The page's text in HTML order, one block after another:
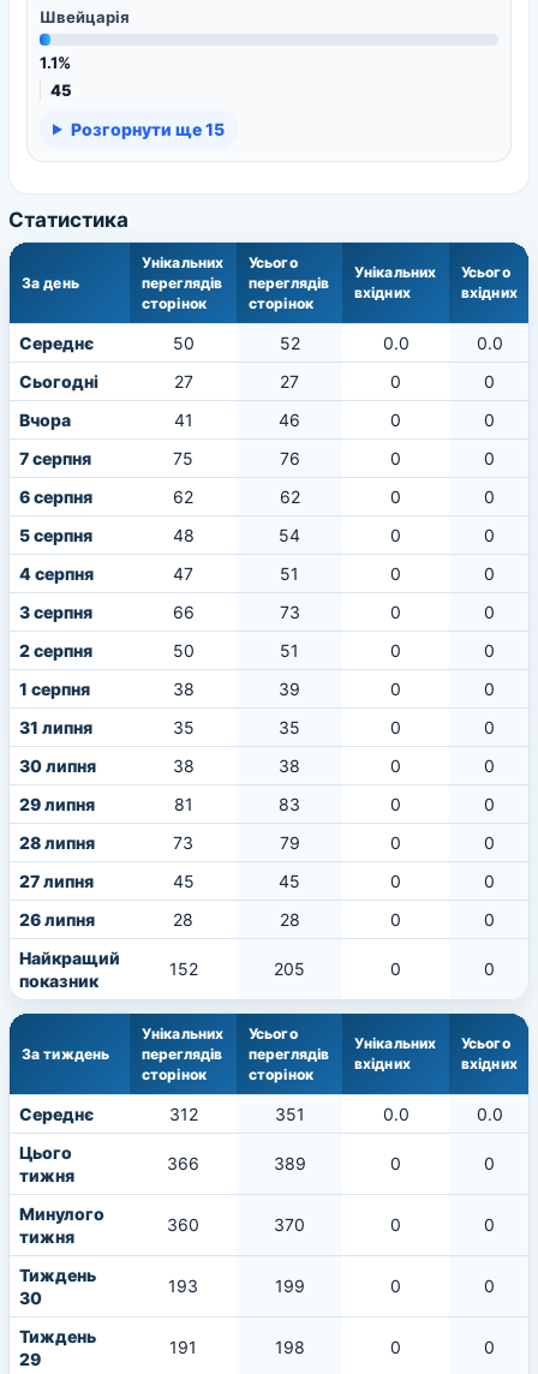
Швейцарія
1.1%
45
Розгорнути ще 15
Статистика
За день
Унікальних
переглядів
сторінок
Усього
переглядів
сторінок
Унікальних
вхідних
Усього
вхідних
Середнє 50 52 0.0
0.0
Сьогодні
27 27 0
0
Вчора
41 46 0
0
7 серпня
75 76 0
0
6 серпня
62 62 0
0
5 серпня
48 54 0
0
4 серпня
47 51 0
0
3 серпня
66 73 0
0
2 серпня
50 51 0
0
1 серпня
38 39 0
0
31 липня
35 35 0
0
30 липня
38 38 0
0
29 липня
81 83 0
0
28 липня
73 79 0
0
27 липня
45 45 0
0
26 липня
28 28 0
0
Найкращий
показник
152 205 0 0
За тиждень
Унікальних
переглядів
сторінок
Усього
переглядів
сторінок
Унікальних
вхідних
Усього
вхідних
Середнє 312 351 0.0
0.0
Цього
тижня
366 389 0 0
Минулого
тижня
360 370 0 0
Тиждень
30
193 199 0 0
Тиждень
29
191 198 0 0